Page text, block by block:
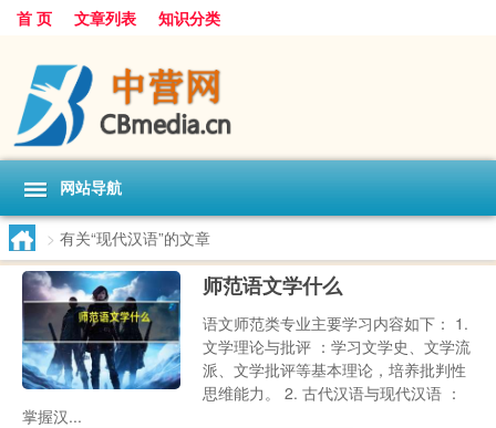
首 页 文章列表 知识分类
网站导航
> 有关“现代汉语”的文章
师范语文学什么
语文师范类专业主要学习内容如下： 1.
文学理论与批评 ：学习文学史、文学流
派、文学批评等基本理论，培养批判性
思维能力。 2. 古代汉语与现代汉语 ：
掌握汉...